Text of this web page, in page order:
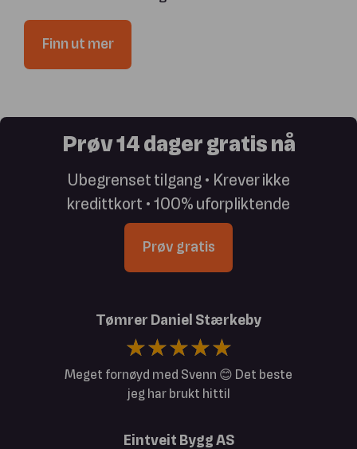
Finn ut mer
Prøv 14 dager gratis nå
Ubegrenset tilgang • Krever ikke
kredittkort • 100% uforpliktende
Prøv gratis
Tømrer Daniel Stærkeby
Meget fornøyd med Svenn 😊 Det beste
jeg har brukt hittil
Eintveit Bygg AS